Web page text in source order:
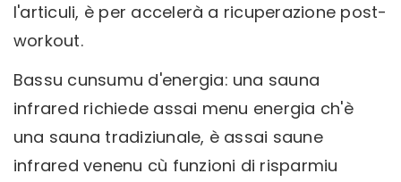
l'articuli, è per accelerà a ricuperazione post-
workout.
Bassu cunsumu d'energia: una sauna
infrared richiede assai menu energia ch'è
una sauna tradiziunale, è assai saune
infrared venenu cù funzioni di risparmiu